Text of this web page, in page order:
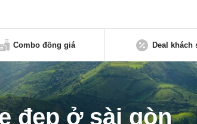
Combo đồng giá Deal khách
đẹp ở sài gòn